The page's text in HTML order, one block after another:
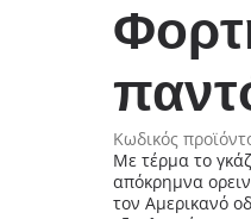
Κωδικός
Με τέρμα το
απόκρημνα
τον Αμερικανό